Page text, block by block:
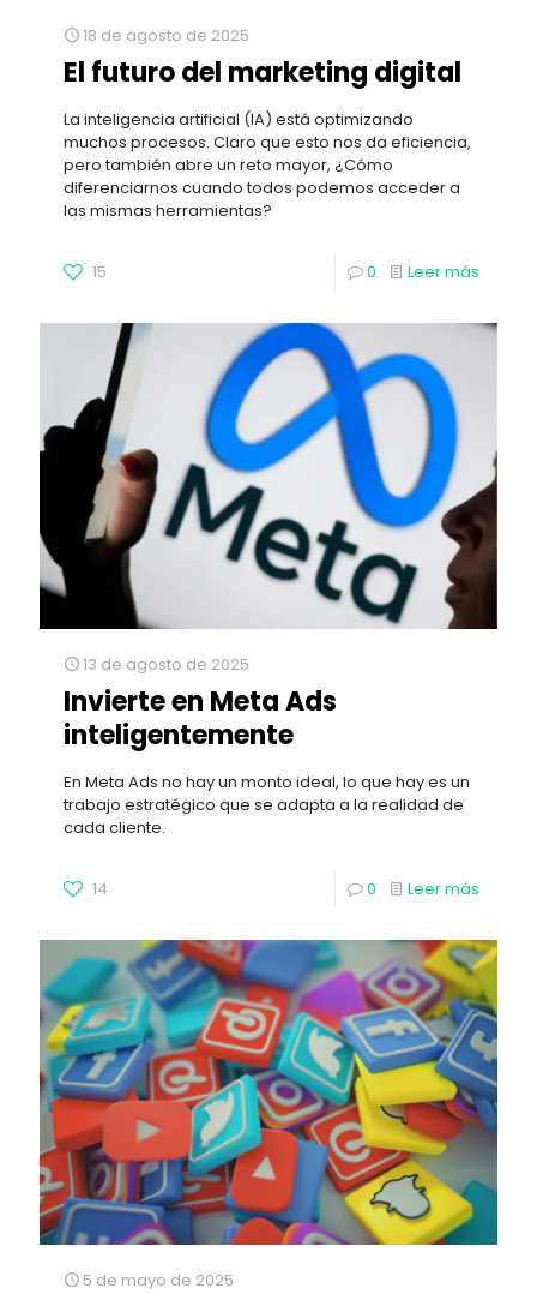
18 de agosto de 2025
El futuro del marketing digital
La inteligencia artificial (IA) está optimizando
muchos procesos. Claro que esto nos da eficiencia,
pero también abre un reto mayor, ¿Cómo
diferenciarnos cuando todos podemos acceder a
las mismas herramientas?
15 0 Leer más
13 de agosto de 2025
Invierte en Meta Ads
inteligentemente
En Meta Ads no hay un monto ideal, lo que hay es un
trabajo estratégico que se adapta a la realidad de
cada cliente.
14 0 Leer más
5 de mayo de 2025